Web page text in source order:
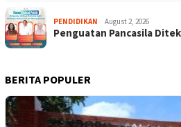
PENDIDIKAN August 2, 2026
Penguatan Pancasila
BERITA POPULER